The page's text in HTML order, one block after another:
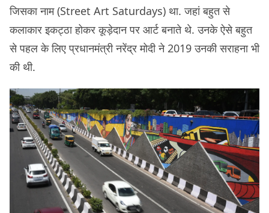
जिसका नाम (Street Art Saturdays) था. जहां बहुत से
कलाकार इकट्ठा होकर कूड़ेदान पर आर्ट बनाते थे. उनके ऐसे बहुत
से पहल के लिए प्रधानमंत्री नरेंद्र मोदी ने 2019 उनकी सराहना भी
की थी.